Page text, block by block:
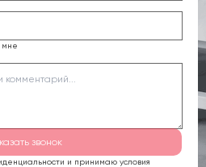
мне
звонок
и принимаю условия